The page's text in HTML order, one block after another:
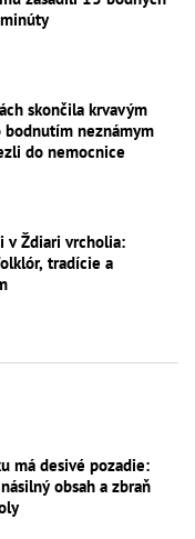
skončila krvavým
neznámym
do nemocnice
v Ždiari vrcholia:
tradície a
má desivé pozadie:
obsah a zbraň